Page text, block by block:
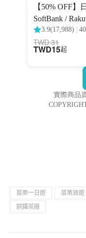
苗栗一日遊 苗栗旅遊
銅鑼茶廠